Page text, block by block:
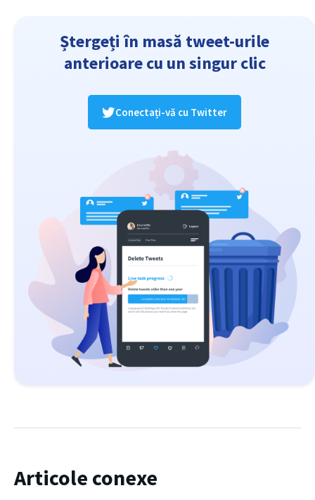
Ștergeți în masă tweet-urile
anterioare cu un singur clic
Conectați-vă cu Twitter
Articole conexe